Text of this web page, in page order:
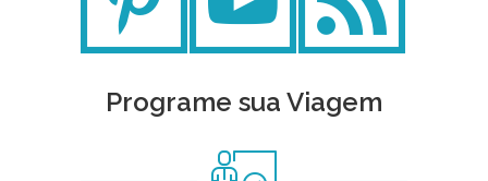
Programe sua Viagem